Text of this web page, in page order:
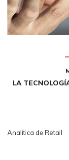
LA
Analítica de Retail